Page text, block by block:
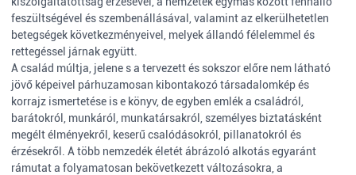
feszültségével és szembenállásával, valamint az elkerülhetetlen
betegségek következményeivel, melyek állandó félelemmel és
rettegéssel járnak együtt.
A család múltja, jelene s a tervezett és sokszor előre nem látható
jövő képeivel párhuzamosan kibontakozó társadalomkép és
korrajz ismertetése is e könyv, de egyben emlék a családról,
barátokról, munkáról, munkatársakról, személyes biztatásként
megélt élményekről, keserű csalódásokról, pillanatokról és
érzésekről. A több nemzedék életét ábrázoló alkotás egyaránt
rámutat a folyamatosan bekövetkezett változásokra, a